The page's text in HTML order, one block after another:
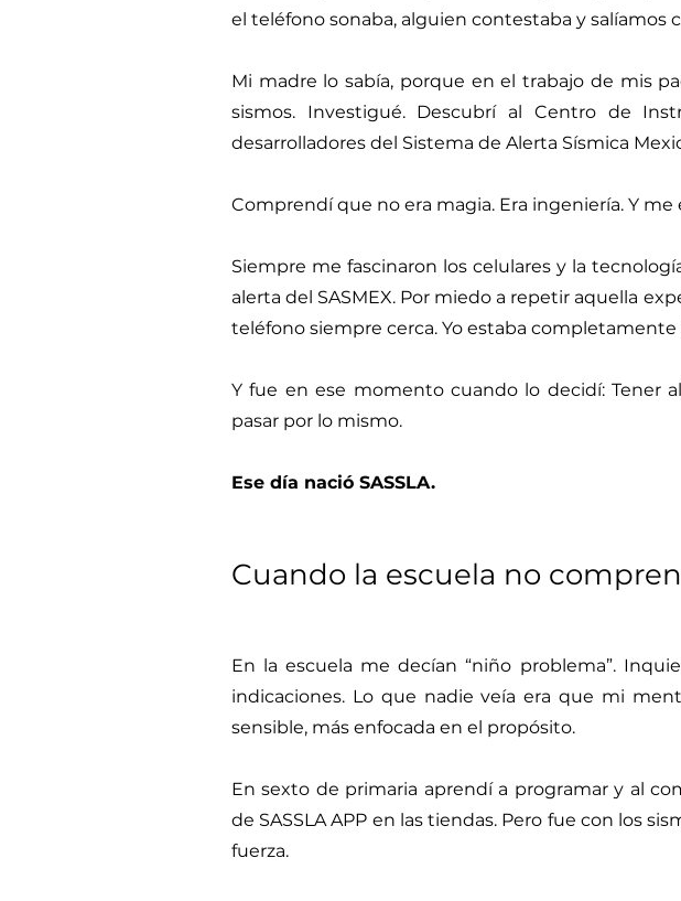
el teléfono sonaba, alguien contestaba y salíamos
Mi madre lo sabía, porque en el trabajo de mis
sismos. Investigué. Descubrí al Centro de
desarrolladores del Sistema de Alerta Sísmica
Comprendí que no era magia. Era ingeniería. Y me
Siempre me fascinaron los celulares y la
alerta del SASMEX. Por miedo a repetir aquella
teléfono siempre cerca. Yo estaba completamente
Y fue en ese momento cuando lo decidí: Tener
pasar por lo mismo.
Ese día nació SASSLA.
Cuando la escuela no
En la escuela me decían “niño problema”.
indicaciones. Lo que nadie veía era que mi
sensible, más enfocada en el propósito.
En sexto de primaria aprendí a programar y al
de SASSLA APP en las tiendas. Pero fue con los
fuerza.